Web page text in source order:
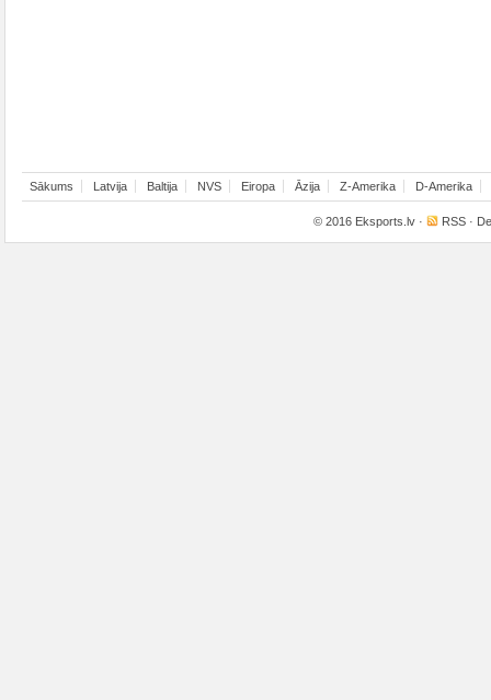
Sākums Latvija Baltija NVS Eiropa Āzija Z-Amerika D-Amerika
© 2016 Eksports.lv · RSS ·